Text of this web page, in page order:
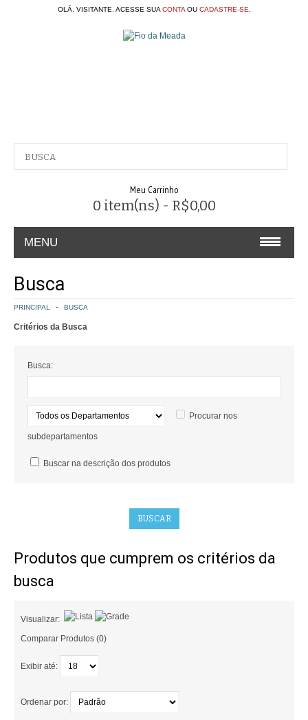
OLÁ, VISITANTE. ACESSE SUA CONTAOU CADASTRE-SE
Meu Carrinho
0 item(ns) - R$0,00
MENU
CONTATO
POLÍTICA DE FRETE GRÁTIS
CONTATO
Busca
PRINCIPAL BUSCA
Critérios da Busca
Busca:
Procurar nos
subdepartamentos
Buscar na descrição dos produtos
Produtos que cumprem os critérios da
busca
Visualizar:
Comparar Produtos (0)
Exibir até:
Ordenar por: